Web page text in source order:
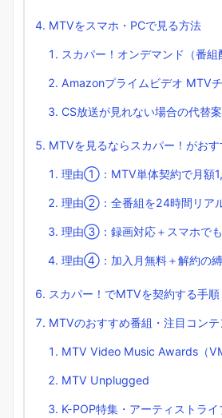
MTVをスマホ・PCで見る方法
スカパー！オンデマンド（番組
Amazonプライムビデオ MTV
CS放送が見れない場合の代替案
MTVを見るならスカパー！がお
理由①：MTV単体契約で月額
理由②：全番組を24時間リア
理由③：録画対応＋スマホで
理由④：加入月無料＋解約の
スカパー！でMTVを契約する手順
MTVのおすすめ番組・注目コンテ
MTV Video Music Awards（
MTV Unplugged
K-POP特集・アーティストライ